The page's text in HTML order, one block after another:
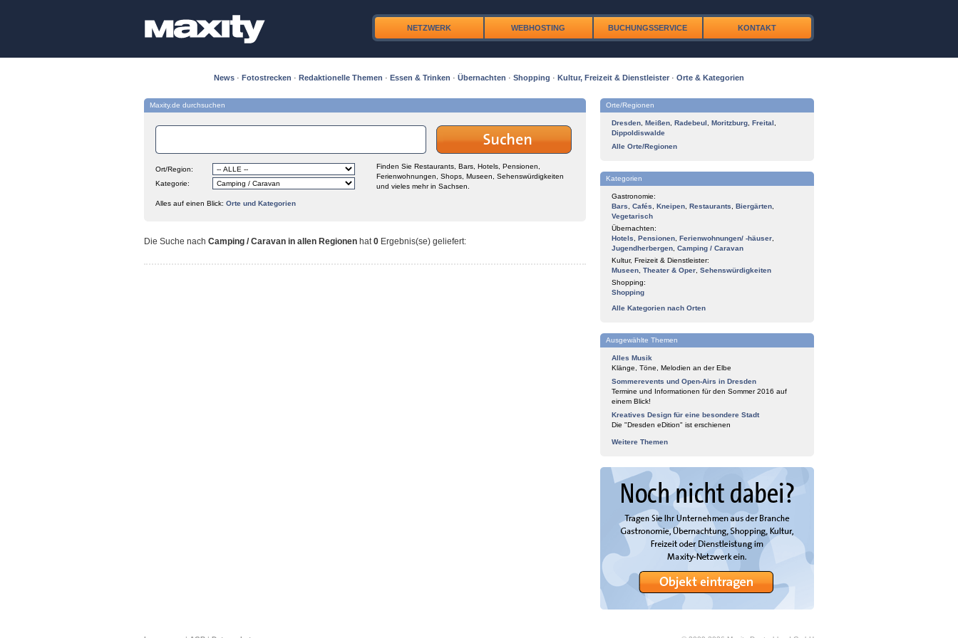
NETZWERK WEBHOSTING BUCHUNGSSERVICE KONTAKT
News · Fotostrecken · Redaktionelle Themen · Essen & Trinken · Übernachten · Shopping · Kultur, Freizeit & Dienstleister · Orte & Kategorien
Maxity.de durchsuchen
Ort/Region:
Kategorie:
Finden Sie Restaurants, Bars, Hotels, Pensionen,
Ferienwohnungen, Shops, Museen, Sehenswürdigkeiten
und vieles mehr in Sachsen.
Alles auf einen Blick: Orte und Kategorien
Die Suche nach Camping / Caravan in allen Regionen hat0 Ergebnis(se) geliefert:
Orte/Regionen
Dresden Meißen Radebeul Moritzburg Freital
Dippoldiswalde
Alle Orte/Regionen
Kategorien
Gastronomie:
Bars
Cafés Kneipen Restaurants Biergärten
Vegetarisch
Übernachten:
Hotels
Pensionen Ferienwohnungen/ -häuser
Jugendherbergen Camping / Caravan
Kultur, Freizeit & Dienstleister:
Museen Theater & Oper Sehenswürdigkeiten
Shopping:
Shopping
Alle Kategorien nach Orten
Ausgewählte Themen
Alles Musik
Klänge, Töne, Melodien an der Elbe
Sommerevents und Open-Airs in Dresden
Termine und Informationen für den Sommer 2016 auf
einem Blick!
Kreatives Design für eine besondere Stadt
Die "Dresden eDition" ist erschienen
Weitere Themen